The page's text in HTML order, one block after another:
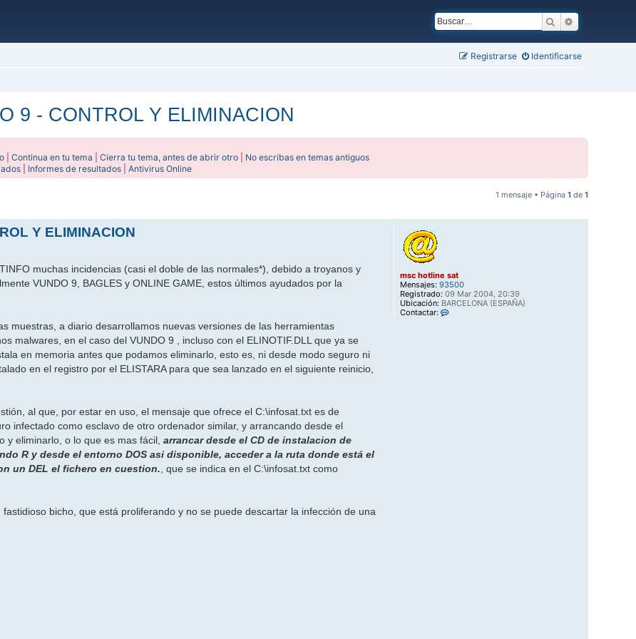
Buscar
Identificarse
Registrarse
9 - CONTROL Y ELIMINACION
|Continua en tu tema |Cierra tu tema, antes de abrir otro
No escribas en temas antiguos
Informes de resultados |Antivirus Online
1 mensaje • Página 1 de 1
msc hotline sat
Mensajes: 93500
Registrado: 09 Mar 2004, 20:39
Ubicación: BARCELONA (ESPAÑA)
Contactar:
Y ELIMINACION
muchas incidencias (casi el doble de las normales*), debido a troyanos y
VUNDO 9, BAGLES y ONLINE GAME, estos últimos ayudados por la
muestras, a diario desarrollamos nuevas versiones de las herramientas
malwares, en el caso del VUNDO 9 , incluso con el ELINOTIF.DLL que ya se
en memoria antes que podamos eliminarlo, esto es, ni desde modo seguro ni
en el registro por el ELISTARA para que sea lanzado en el siguiente reinicio,
al que, por estar en uso, el mensaje que ofrece el C:\infosat.txt es de
infectado como esclavo de otro ordenador similar, y arrancando desde el
y eliminarlo, o lo que es mas fácil,arrancar desde el CD de instalacion de
R y desde el entorno DOS asi disponible, acceder a la ruta donde está el
un DEL el fichero en cuestion., que se indica en el C:\infosat.txt como
bicho, que está proliferando y no se puede descartar la infección de una